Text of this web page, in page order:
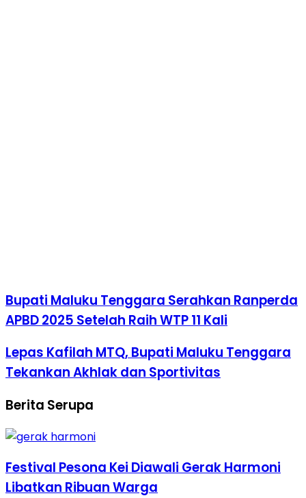
Bupati Maluku Tenggara Serahkan Ranperda
APBD 2025 Setelah Raih WTP 11 Kali
Lepas Kafilah MTQ, Bupati Maluku Tenggara
Tekankan Akhlak dan Sportivitas
Berita Serupa
Festival Pesona Kei Diawali Gerak Harmoni
Libatkan Ribuan Warga